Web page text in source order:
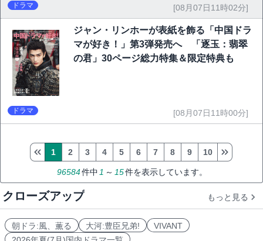
ドラマ [08月07日11時02分]
ジャン・リンホーが表紙を飾る「中国ドラ
マが好き！」第3弾発売へ 「逐玉：翡翠
の君」30ページ総力特集＆限定特典も
ドラマ [08月07日11時00分]
96584件中1 ～ 15件を表示しています。
1 2 3 4 5 6 7 8 9 10
クローズアップ もっと見る
朝ドラ:風、薫る 大河:豊臣兄弟!
VIVANT